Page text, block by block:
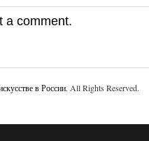
a comment.
в России. All Rights Reserved.